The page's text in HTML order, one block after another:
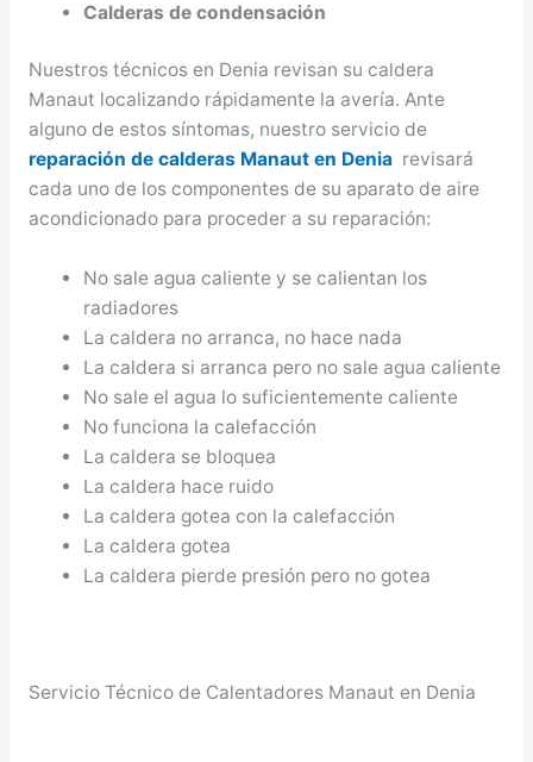
Calderas de condensación
Nuestros técnicos en Denia revisan su caldera
Manaut localizando rápidamente la avería. Ante
alguno de estos síntomas, nuestro servicio de
reparación de calderas Manaut en Denia revisará
cada uno de los componentes de su aparato de aire
acondicionado para proceder a su reparación:
No sale agua caliente y se calientan los
radiadores
La caldera no arranca, no hace nada
La caldera si arranca pero no sale agua caliente
No sale el agua lo suficientemente caliente
No funciona la calefacción
La caldera se bloquea
La caldera hace ruido
La caldera gotea con la calefacción
La caldera gotea
La caldera pierde presión pero no gotea
Servicio Técnico de Calentadores Manaut en Denia